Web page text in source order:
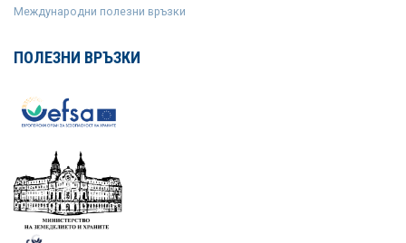
Международни полезни връзки
ПОЛЕЗНИ ВРЪЗКИ